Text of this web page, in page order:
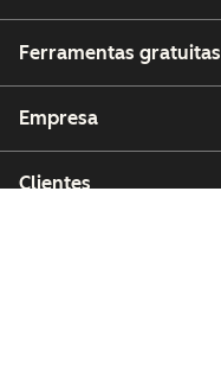
Ferramentas gratuitas
Empresa
Clientes